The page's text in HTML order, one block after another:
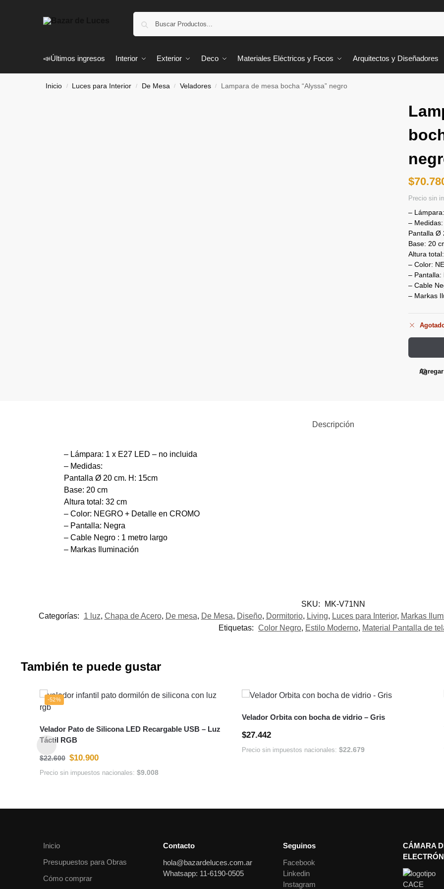
📣Últimos ingresos Interior Exterior Deco Materiales Eléctricos y Focos Arquitectos y Diseñadores
Inicio / Luces para Interior / De Mesa / Veladores / Lampara de mesa bocha “Alyssa” negro
$
Precio sin
–
– Medidas:
Pantalla Ø
Base: 20
Altura
– Color:
– Pantalla:
– Cable
– Markas
Descripción
– Lámpara: 1 x E27 LED – no incluida
– Medidas:
Pantalla Ø 20 cm. H: 15cm
Base: 20 cm
Altura total: 32 cm
– Color: NEGRO + Detalle en CROMO
– Pantalla: Negra
– Cable Negro : 1 metro largo
– Markas Iluminación
SKU:
MK-V71NN
Categorías:
1 luz, Chapa de Acero, De mesa, De Mesa, Diseño, Dormitorio, Living, Luces para Interior, Markas
Etiquetas: Color Negro, Estilo Moderno, Material Pantalla de
También te puede gustar
-52%
Velador Pato de Silicona LED Recargable USB – Luz
Táctil RGB
$22.600 $10.900
Precio sin impuestos nacionales: $9.008
Velador Orbita con bocha de vidrio – Gris
$27.442
Precio sin impuestos nacionales: $22.679
Inicio
Presupuestos para Obras
Cómo comprar
Contacto
hola@bazardeluces.com.ar
Whatsapp: 11-6190-0505
Seguinos
Facebook
Linkedin
Instagram
CÁMARA